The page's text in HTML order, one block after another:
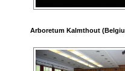
Arboretum Kalmthout